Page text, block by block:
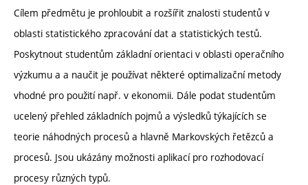
Cílem předmětu je prohloubit a rozšířit znalosti studentů v
oblasti statistického zpracování dat a statistických testů.
Poskytnout studentům základní orientaci v oblasti operačního
výzkumu a a naučit je používat některé optimalizační metody
vhodné pro použití např. v ekonomii. Dále podat studentům
ucelený přehled základních pojmů a výsledků týkajících se
teorie náhodných procesů a hlavně Markovských řetězců a
procesů. Jsou ukázány možnosti aplikací pro rozhodovací
procesy různých typů.